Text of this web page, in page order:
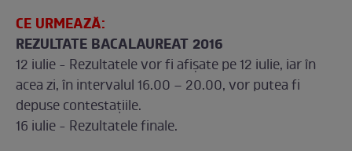
CE URMEAZĂ:
REZULTATE BACALAUREAT 2016
12 iulie - Rezultatele vor fi afişate pe 12 iulie, iar în
acea zi, în intervalul 16.00 – 20.00, vor putea fi
depuse contestaţiile.
16 iulie - Rezultatele finale.